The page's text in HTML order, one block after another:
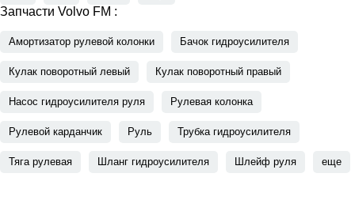
Запчасти Volvo FM :
Амортизатор рулевой колонки Бачок гидроусилителя
Кулак поворотный левый Кулак поворотный правый
Насос гидроусилителя руля Рулевая колонка
Рулевой карданчик Руль Трубка гидроусилителя
Тяга рулевая Шланг гидроусилителя Шлейф руля еще